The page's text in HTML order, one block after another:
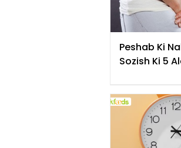
Peshab Ki
Sozish Ki 5